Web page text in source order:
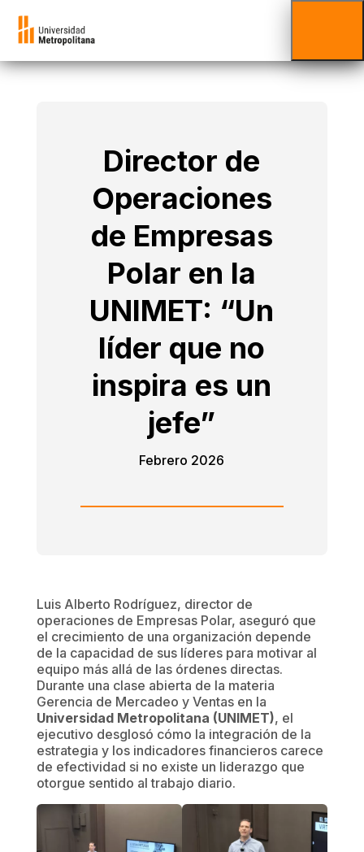
Director de
Operaciones
de Empresas
Polar en la
UNIMET: “Un
líder que no
inspira es un
jefe”
Febrero 2026
Luis Alberto Rodríguez, director de
operaciones de Empresas Polar, aseguró que
el crecimiento de una organización depende
de la capacidad de sus líderes para motivar al
equipo más allá de las órdenes directas.
Durante una clase abierta de la materia
Gerencia de Mercadeo y Ventas en la
Universidad Metropolitana (UNIMET), el
ejecutivo desglosó cómo la integración de la
estrategia y los indicadores financieros carece
de efectividad si no existe un liderazgo que
otorgue sentido al trabajo diario.